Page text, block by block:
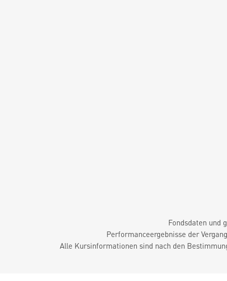
Fondsdaten und
Performanceergebnisse der
Alle Kursinformationen sind nach den